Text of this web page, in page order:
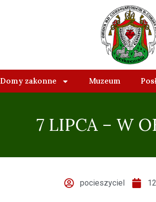
Domy zakonne Muzeum
7 LIPCA – W
pocieszyciel